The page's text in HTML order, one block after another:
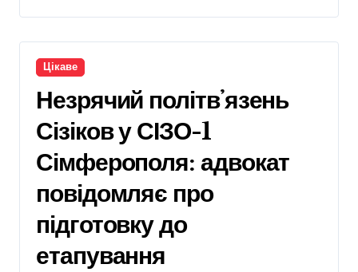
Цікаве
Незрячий політвʼязень
Сізіков у СІЗО-1
Сімферополя: адвокат
повідомляє про
підготовку до
етапування